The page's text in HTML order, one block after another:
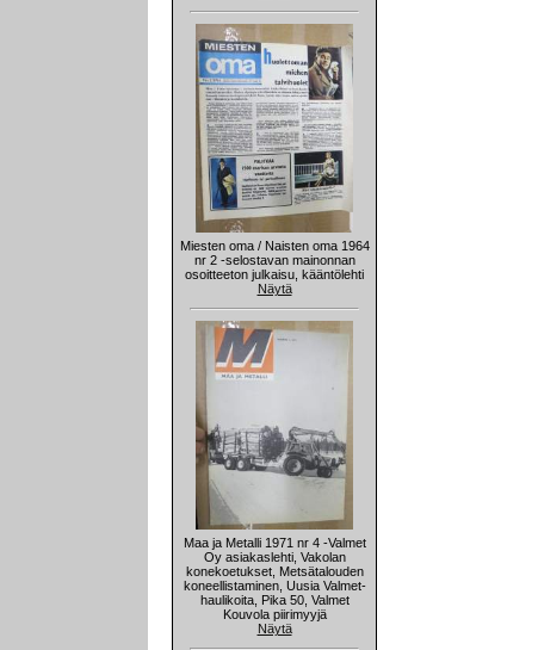
Miesten oma / Naisten oma 1964
nr 2 -selostavan mainonnan
osoitteeton julkaisu, kääntölehti
Näytä
Maa ja Metalli 1971 nr 4 -Valmet
Oy asiakaslehti, Vakolan
konekoetukset, Metsätalouden
koneellistaminen, Uusia Valmet-
haulikoita, Pika 50, Valmet
Kouvola piirimyyjä
Näytä